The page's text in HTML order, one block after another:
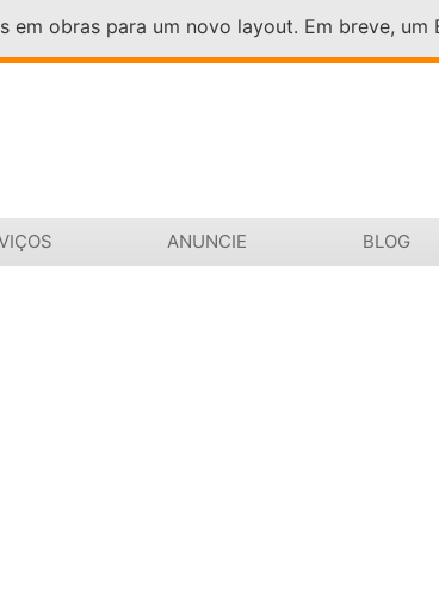
em obras para um novo layout. Em breve, um
ANUNCIE BLOG